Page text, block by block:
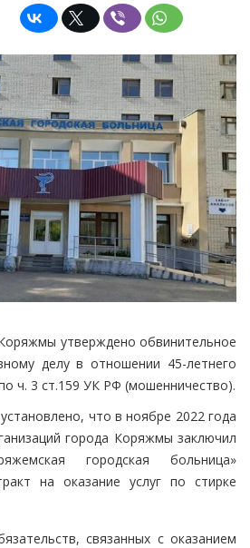
утверждено обвинительное
делу в отношении 45-летнего
ч. 3 ст.159 УК РФ (мошенничество).
что в ноябре 2022 года
города Коряжмы заключил
городская больница»
на оказание услуг по стирке
связанных с оказанием